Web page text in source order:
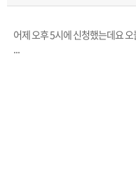
노
하
객
센
마
이
주
[2026구정 연휴]
어제 오후 5시에 신청했는데요
...